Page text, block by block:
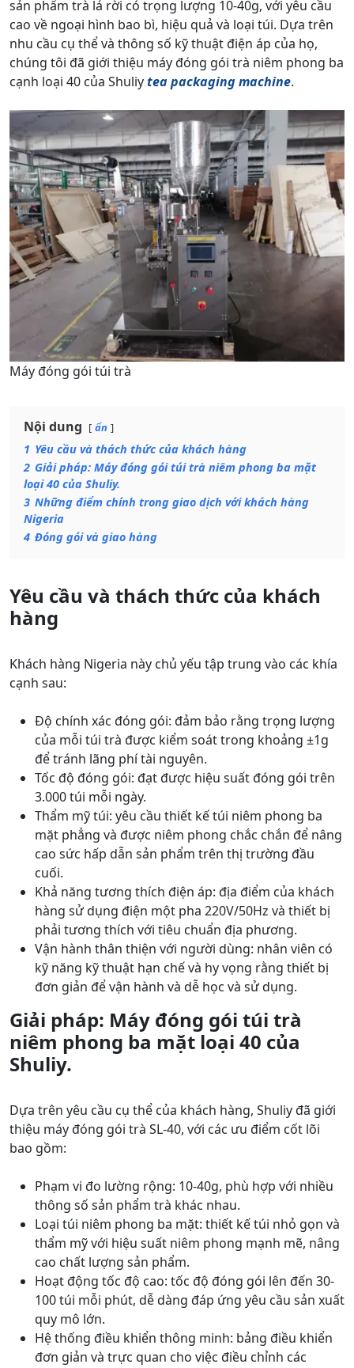
sản phẩm trà lá rời có trọng lượng 10-40g, với yêu cầu
cao về ngoại hình bao bì, hiệu quả và loại túi. Dựa trên
nhu cầu cụ thể và thông số kỹ thuật điện áp của họ,
chúng tôi đã giới thiệu máy đóng gói trà niêm phong ba
cạnh loại 40 của Shuliytea packaging machine.
Máy đóng gói túi trà
Nội dung ẩn
1 Yêu cầu và thách thức của khách hàng
2 Giải pháp: Máy đóng gói túi trà niêm phong ba mặt
loại 40 của Shuliy.
3 Những điểm chính trong giao dịch với khách hàng
Nigeria
4 Đóng gói và giao hàng
Yêu cầu và thách thức của khách
hàng
Khách hàng Nigeria này chủ yếu tập trung vào các khía
cạnh sau:
Độ chính xác đóng gói: đảm bảo rằng trọng lượng
của mỗi túi trà được kiểm soát trong khoảng ±1g
để tránh lãng phí tài nguyên.
Tốc độ đóng gói: đạt được hiệu suất đóng gói trên
3.000 túi mỗi ngày.
Thẩm mỹ túi: yêu cầu thiết kế túi niêm phong ba
mặt phẳng và được niêm phong chắc chắn để nâng
cao sức hấp dẫn sản phẩm trên thị trường đầu
cuối.
Khả năng tương thích điện áp: địa điểm của khách
hàng sử dụng điện một pha 220V/50Hz và thiết bị
phải tương thích với tiêu chuẩn địa phương.
Vận hành thân thiện với người dùng: nhân viên có
kỹ năng kỹ thuật hạn chế và hy vọng rằng thiết bị
đơn giản để vận hành và dễ học và sử dụng.
Giải pháp: Máy đóng gói túi trà
niêm phong ba mặt loại 40 của
Shuliy.
Dựa trên yêu cầu cụ thể của khách hàng, Shuliy đã giới
thiệu máy đóng gói trà SL-40, với các ưu điểm cốt lõi
bao gồm:
Phạm vi đo lường rộng: 10-40g, phù hợp với nhiều
thông số sản phẩm trà khác nhau.
Loại túi niêm phong ba mặt: thiết kế túi nhỏ gọn và
thẩm mỹ với hiệu suất niêm phong mạnh mẽ, nâng
cao chất lượng sản phẩm.
Hoạt động tốc độ cao: tốc độ đóng gói lên đến 30-
100 túi mỗi phút, dễ dàng đáp ứng yêu cầu sản xuất
quy mô lớn.
Hệ thống điều khiển thông minh: bảng điều khiển
đơn giản và trực quan cho việc điều chỉnh các